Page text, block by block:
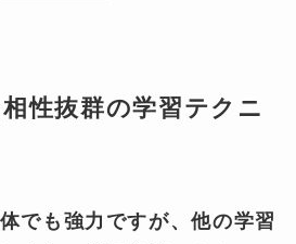
性抜群の学習テクニ
でも強力ですが、他の学習